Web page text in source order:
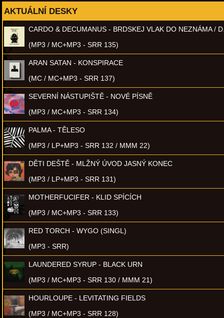
AKTUÁLNÍ DESKY
CARDO & DECUMANUS - BRDSKEJ VLAK DO NEZNÁMA /
(MP3 / MC+MP3 - SRR 135)
ARAN SATAN - KONSPIRACE
(MC / MC+MP3 - SRR 137)
SEVERNÍ NÁSTUPIŠTĚ - NOVÉ PÍSNĚ
(MP3 / MC+MP3 - SRR 134)
PALMA - TĚLESO
(MP3 / LP+MP3 - SRR 132 / MMM 22)
DĚTI DEŠTĚ - MLŽNÝ ÚVOD JASNÝ KONEC
(MP3 / LP+MP3 - SRR 131)
MOTHERFUCIFER - KLID SPÍCÍCH
(MP3 / MC+MP3 - SRR 133)
RED TORCH - WYGO (SINGL)
(MP3 - SRR)
LAUNDERED SYRUP - BLACK URN
(MP3 / MC+MP3 - SRR 130 / MMM 21)
HOURLOUPE - LEVITATING FIELDS
(MP3 / MC+MP3 - SRR 128)